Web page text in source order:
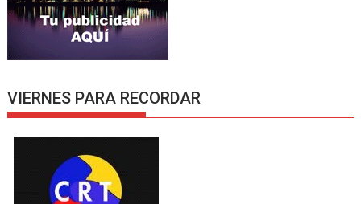
VIERNES PARA RECORDAR